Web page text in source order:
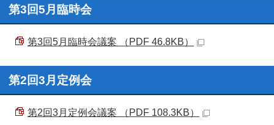
第3回5月臨時会
第3回5月臨時会議案 （PDF 46.8KB）
第2回3月定例会
第2回3月定例会議案 （PDF 108.3KB）